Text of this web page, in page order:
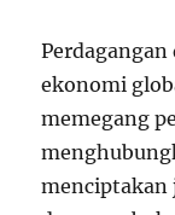
ekonomi
memegang
menciptakan